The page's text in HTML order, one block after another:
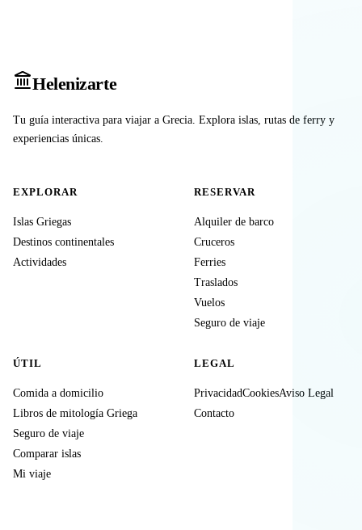
Helenizarte
Tu guía interactiva para viajar a Grecia. Explora islas, rutas de ferry y
experiencias únicas.
EXPLORAR
Islas Griegas
Destinos continentales
Actividades
RESERVAR
Alquiler de barco
Cruceros
Ferries
Traslados
Vuelos
Seguro de viaje
ÚTIL
Comida a domicilio
Libros de mitología Griega
Seguro de viaje
Comparar islas
Mi viaje
LEGAL
PrivacidadCookiesAviso Legal
Contacto